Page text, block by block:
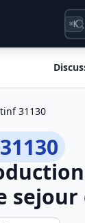
⌘K
31130
sejour